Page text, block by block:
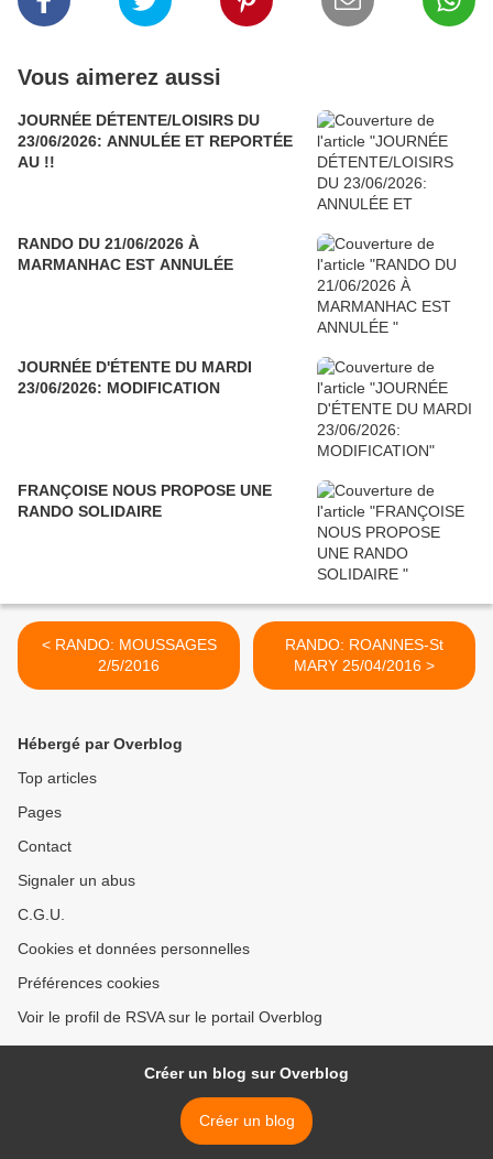
Vous aimerez aussi
JOURNÉE DÉTENTE/LOISIRS DU
23/06/2026: ANNULÉE ET REPORTÉE
AU !!
RANDO DU 21/06/2026 À
MARMANHAC EST ANNULÉE
JOURNÉE D'ÉTENTE DU MARDI
23/06/2026: MODIFICATION
FRANÇOISE NOUS PROPOSE UNE
RANDO SOLIDAIRE
< RANDO: MOUSSAGES
2/5/2016
RANDO: ROANNES-St
MARY 25/04/2016 >
Hébergé par Overblog
Top articles
Pages
Contact
Signaler un abus
C.G.U.
Cookies et données personnelles
Préférences cookies
Voir le profil de RSVA sur le portail Overblog
Créer un blog sur Overblog
Créer un blog